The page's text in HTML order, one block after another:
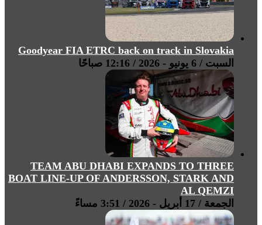
Goodyear FIA ETRC back on track in Slovakia
السبت / 6 يونيو - 2026 / 12:16 صباحًا
TEAM ABU DHABI EXPANDS TO THREE
BOAT LINE-UP OF ANDERSSON, STARK AND
AL QEMZI
الجمعة / 17 أبريل - 2026 / 3:51 مساءً